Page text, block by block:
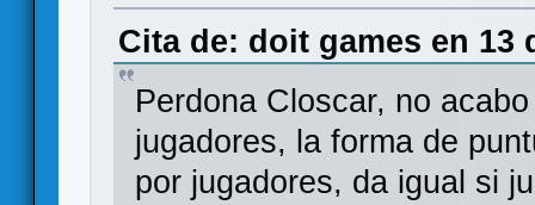
Cita de: doit games en 13
Perdona Closcar, no
jugadores, la forma de
por jugadores, da igual si